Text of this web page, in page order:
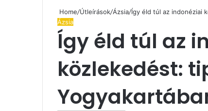
Home/Útleírások/Ázsia/Így éld túl az indonéziai
Ázsia
Így éld túl az
közlekedést: